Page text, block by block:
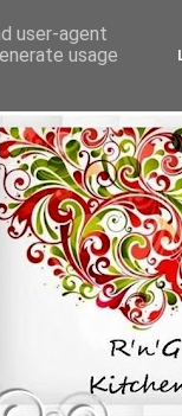
user-agent
usage